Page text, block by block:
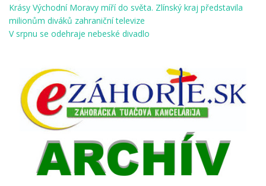
Krásy Východní Moravy míří do světa. Zlínský kraj představila
milionům diváků zahraniční televize
V srpnu se odehraje nebeské divadlo